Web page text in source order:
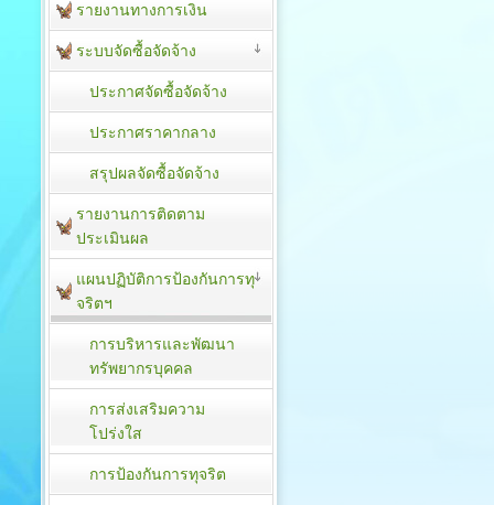
รายงานทางการเงิน
ระบบจัดซื้อจัดจ้าง
ประกาศจัดซื้อจัดจ้าง
ประกาศราคากลาง
สรุปผลจัดซื้อจัดจ้าง
รายงานการติดตาม
ประเมิน​ผล
แผนปฏิบัติการป้องกันการทุ
จริตฯ
การบริหารและพัฒนา
ทรัพยากรบุคคล
การส่งเสริมความ
โปร่งใส
การป้องกันการทุจริต